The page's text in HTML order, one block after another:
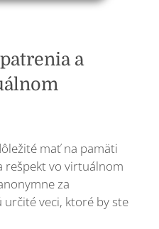
a
mať na pamäti
rešpekt vo virtuálnom
za
veci, ktoré by ste